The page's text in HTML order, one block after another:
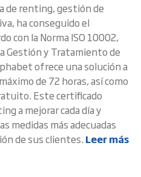
de renting, gestión de
ha conseguido el
con la Norma ISO 10002,
Gestión y Tratamiento de
ofrece una solución a
de 72 horas, así como
Este certificado
a mejorar cada día y
medidas más adecuadas
de sus clientes. Leer más